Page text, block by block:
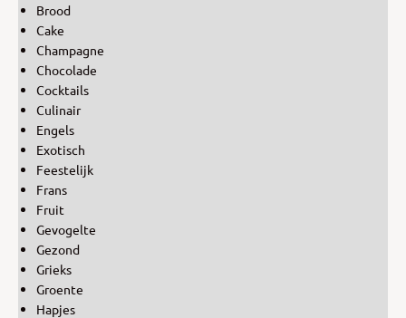
Brood
Cake
Champagne
Chocolade
Cocktails
Culinair
Engels
Exotisch
Feestelijk
Frans
Fruit
Gevogelte
Gezond
Grieks
Groente
Hapjes